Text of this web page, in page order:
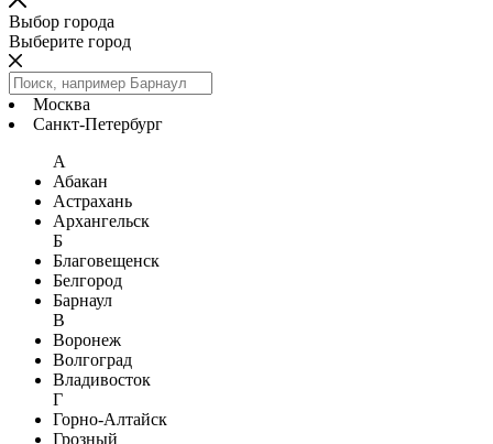
Выбор города
Выберите город
Москва
Санкт-Петербург
А
Абакан
Астрахань
Архангельск
Б
Благовещенск
Белгород
Барнаул
В
Воронеж
Волгоград
Владивосток
Г
Горно-Алтайск
Грозный